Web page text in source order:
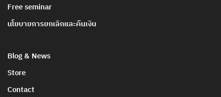
Free seminar
นโยบายการยกเลิกและคืนเงิน
Blog & News
Store
Contact